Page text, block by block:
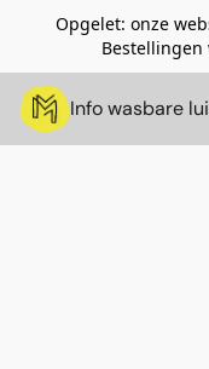
Opgelet: onze
Bestellingen
Info wasbare